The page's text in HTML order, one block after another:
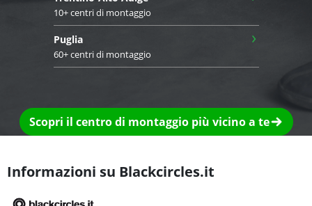
10+ centri di montaggio
Puglia
60+ centri di montaggio
›
Scopri il centro di montaggio più vicino a te
Informazioni su Blackcircles.it